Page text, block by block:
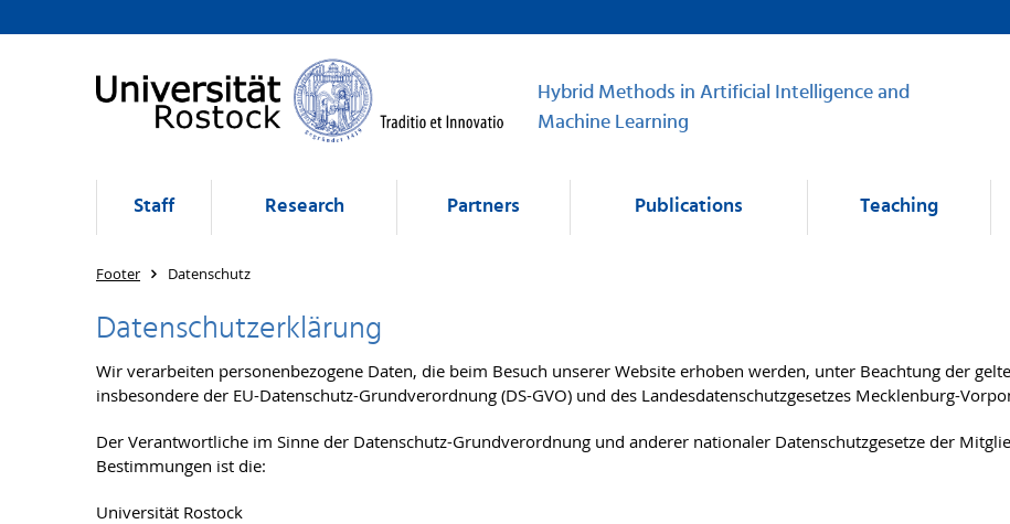
Hybrid Methods in Artificial Intelligence and
Machine Learning
Staff Research Partners Publications Teaching
Footer Datenschutz
Datenschutzerklärung
Wir verarbeiten personenbezogene Daten, die beim Besuch unserer Website erhoben werden, unter Beachtung der
insbesondere der EU-Datenschutz-Grundverordnung (DS-GVO) und des Landesdatenschutzgesetzes Mecklenburg-
Der Verantwortliche im Sinne der Datenschutz-Grundverordnung und anderer nationaler Datenschutzgesetze der
Bestimmungen ist die:
Universität Rostock